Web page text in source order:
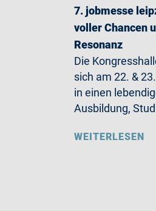
7. jobmesse
voller Chancen
Resonanz
Die
sich am 22. &
in einen
Ausbildung,
WEITERLESEN